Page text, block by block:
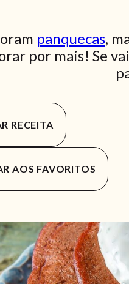
panquecas,
por mais! Se
RECEITA
AOS FAVORITOS